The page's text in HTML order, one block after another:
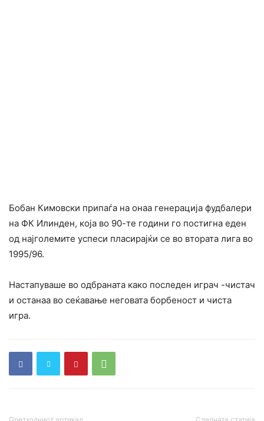
Бобан Кимовски припаѓа на онаа генерација фудбалери
на ФК Илинден, која во 90-те години го постигна еден
од најголемите успеси пласирајќи се во втората лига во
1995/96.
Настапуваше во одбраната како последен играч -чистач
и останаа во сеќавање неговата борбеност и чиста
игра.